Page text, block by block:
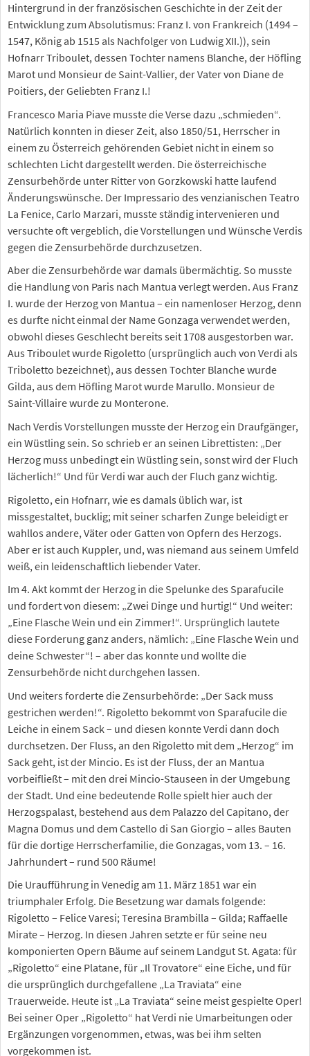
Hintergrund in der französischen Geschichte in der Zeit der
Entwicklung zum Absolutismus: Franz I. von Frankreich (1494 –
1547, König ab 1515 als Nachfolger von Ludwig XII.)), sein
Hofnarr Triboulet, dessen Tochter namens Blanche, der Höfling
Marot und Monsieur de Saint-Vallier, der Vater von Diane de
Poitiers, der Geliebten Franz I.!
Francesco Maria Piave musste die Verse dazu „schmieden“.
Natürlich konnten in dieser Zeit, also 1850/51, Herrscher in
einem zu Österreich gehörenden Gebiet nicht in einem so
schlechten Licht dargestellt werden. Die österreichische
Zensurbehörde unter Ritter von Gorzkowski hatte laufend
Änderungswünsche. Der Impressario des venzianischen Teatro
La Fenice, Carlo Marzari, musste ständig intervenieren und
versuchte oft vergeblich, die Vorstellungen und Wünsche Verdis
gegen die Zensurbehörde durchzusetzen.
Aber die Zensurbehörde war damals übermächtig. So musste
die Handlung von Paris nach Mantua verlegt werden. Aus Franz
I. wurde der Herzog von Mantua – ein namenloser Herzog, denn
es durfte nicht einmal der Name Gonzaga verwendet werden,
obwohl dieses Geschlecht bereits seit 1708 ausgestorben war.
Aus Triboulet wurde Rigoletto (ursprünglich auch von Verdi als
Triboletto bezeichnet), aus dessen Tochter Blanche wurde
Gilda, aus dem Höfling Marot wurde Marullo. Monsieur de
Saint-Villaire wurde zu Monterone.
Nach Verdis Vorstellungen musste der Herzog ein Draufgänger,
ein Wüstling sein. So schrieb er an seinen Librettisten: „Der
Herzog muss unbedingt ein Wüstling sein, sonst wird der Fluch
lächerlich!“ Und für Verdi war auch der Fluch ganz wichtig.
Rigoletto, ein Hofnarr, wie es damals üblich war, ist
missgestaltet, bucklig; mit seiner scharfen Zunge beleidigt er
wahllos andere, Väter oder Gatten von Opfern des Herzogs.
Aber er ist auch Kuppler, und, was niemand aus seinem Umfeld
weiß, ein leidenschaftlich liebender Vater.
Im 4. Akt kommt der Herzog in die Spelunke des Sparafucile
und fordert von diesem: „Zwei Dinge und hurtig!“ Und weiter:
„Eine Flasche Wein und ein Zimmer!“. Ursprünglich lautete
diese Forderung ganz anders, nämlich: „Eine Flasche Wein und
deine Schwester“! – aber das konnte und wollte die
Zensurbehörde nicht durchgehen lassen.
Und weiters forderte die Zensurbehörde: „Der Sack muss
gestrichen werden!“. Rigoletto bekommt von Sparafucile die
Leiche in einem Sack – und diesen konnte Verdi dann doch
durchsetzen. Der Fluss, an den Rigoletto mit dem „Herzog“ im
Sack geht, ist der Mincio. Es ist der Fluss, der an Mantua
vorbeifließt – mit den drei Mincio-Stauseen in der Umgebung
der Stadt. Und eine bedeutende Rolle spielt hier auch der
Herzogspalast, bestehend aus dem Palazzo del Capitano, der
Magna Domus und dem Castello di San Giorgio – alles Bauten
für die dortige Herrscherfamilie, die Gonzagas, vom 13. – 16.
Jahrhundert – rund 500 Räume!
Die Uraufführung in Venedig am 11. März 1851 war ein
triumphaler Erfolg. Die Besetzung war damals folgende:
Rigoletto – Felice Varesi; Teresina Brambilla – Gilda; Raffaelle
Mirate – Herzog. In diesen Jahren setzte er für seine neu
komponierten Opern Bäume auf seinem Landgut St. Agata: für
„Rigoletto“ eine Platane, für „Il Trovatore“ eine Eiche, und für
die ursprünglich durchgefallene „La Traviata“ eine
Trauerweide. Heute ist „La Traviata“ seine meist gespielte Oper!
Bei seiner Oper „Rigoletto“ hat Verdi nie Umarbeitungen oder
Ergänzungen vorgenommen, etwas, was bei ihm selten
vorgekommen ist.